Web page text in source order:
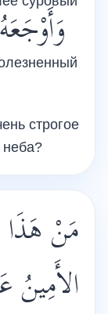
строгое
неба?
مَنْ هَذَا
الأَمِينُ